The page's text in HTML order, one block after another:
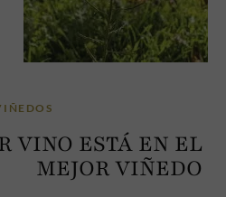
VINO ESTÁ EN EL
MEJOR VIÑEDO